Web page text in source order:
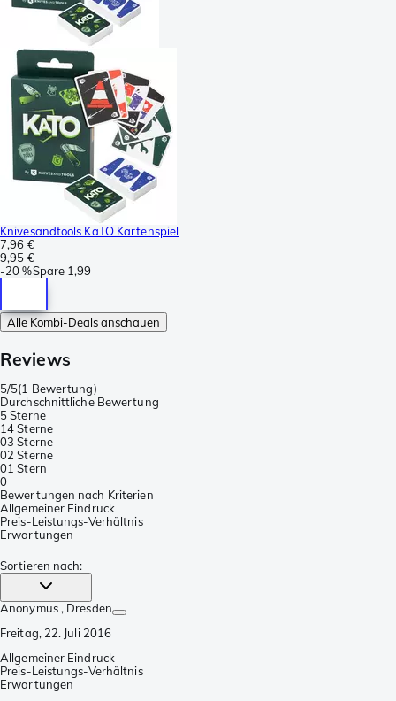
Knivesandtools KaTO Kartenspiel
7,96 €
9,95 €
-20 %Spare 1,99
Alle Kombi-Deals anschauen
Reviews
5/5(1 Bewertung)
Durchschnittliche Bewertung
5 Sterne
14 Sterne
03 Sterne
02 Sterne
01 Stern
0
Bewertungen nach Kriterien
Allgemeiner Eindruck
Preis-Leistungs-Verhältnis
Erwartungen
Sortieren nach:
Anonymus , Dresden
Freitag, 22. Juli 2016
Allgemeiner Eindruck
Preis-Leistungs-Verhältnis
Erwartungen